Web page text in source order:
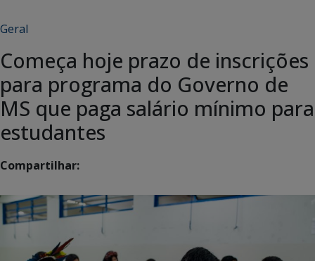
Geral
Começa hoje prazo de inscrições
para programa do Governo de
MS que paga salário mínimo para
estudantes
Compartilhar: